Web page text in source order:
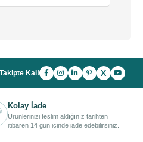
Takipte Kal! X
Kolay İade
Ürünlerinizi teslim aldığınız tarihten
itibaren 14 gün içinde iade edebilirsiniz.